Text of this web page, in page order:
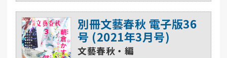
別冊文藝春秋 電子版36
号 (2021年3月号)
文藝春秋・編